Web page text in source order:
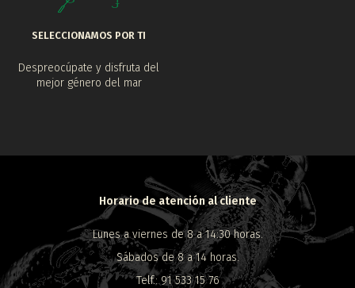
SELECCIONAMOS POR TI
Despreocúpate y disfruta del
mejor género del mar
Horario de atención al cliente
Lunes a viernes de 8 a 14:30 horas.
Sábados de 8 a 14 horas.
Telf.: 91 533 15 76